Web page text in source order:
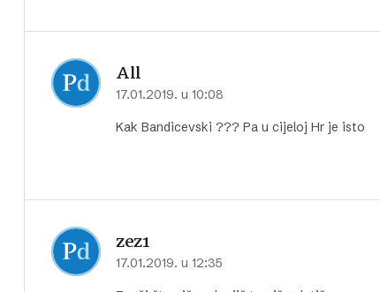
All
17.01.2019. u 10:08
Kak Bandicevski ??? Pa u cijeloj Hr je isto
zez1
17.01.2019. u 12:35